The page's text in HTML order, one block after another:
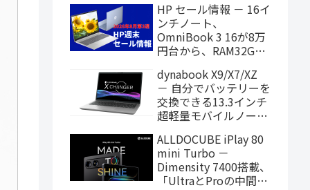
HP セール情報 － 16イ
ンチノート、
OmniBook 3 16が8万
円台から、RAM32GB
価格に！
dynabook X9/X7/XZ
－ 自分でバッテリーを
交換できる13.3インチ
超軽量モバイルノート
に！
ALLDOCUBE iPlay 80
mini Turbo －
Dimensity 7400搭載、
「UltraとProの中間ス